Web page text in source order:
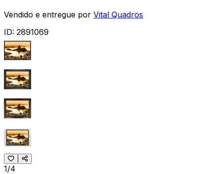
Vendido e entregue por Vital Quadros
ID: 2891069
1/4